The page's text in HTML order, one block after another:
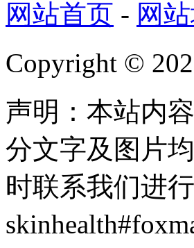
网站首页 - 网
Copyright ©
声明：本站内
分文字及图片
时联系我们进